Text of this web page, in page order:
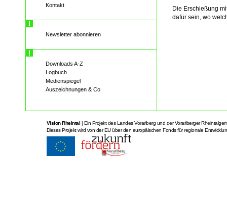
Kontakt
Newsletter abonnieren
Downloads A-Z
Logbuch
Medienspiegel
Auszeichnungen & Co
Die Erschießung
dafür sein, wo
Vision Rheintal | Ein Projekt des Landes Vorarlberg und der Vorarlberger
Dieses Projekt wird von der EU über den europäischen Fonds für regionale